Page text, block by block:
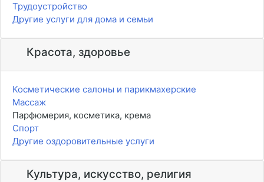
Трудоустройство
Другие услуги для дома и семьи
Красота, здоровье
Косметические салоны и парикмахерские
Массаж
Парфюмерия, косметика, крема
Спорт
Другие оздоровительные услуги
Культура, искусство, религия